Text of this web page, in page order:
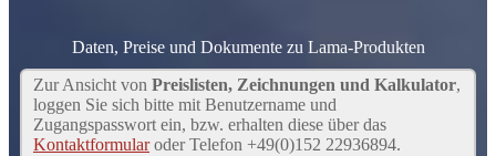
Daten, Preise und Dokumente zu Lama-Produkten
Zur Ansicht von Preislisten, Zeichnungen und Kalkulator,
loggen Sie sich bitte mit Benutzername und
Zugangspasswort ein, bzw. erhalten diese über das
Kontaktformularoder Telefon +49(0)152 22936894.